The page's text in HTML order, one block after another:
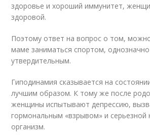
здоровье и хороший иммунитет,
здоровой.
Поэтому ответ на вопрос о том,
маме заниматься спортом,
утвердительным.
Гиподинамия сказывается на
лучшим образом. К тому же после
женщины испытывают депрессию,
гормональным «взрывом» и серьезной
организм.